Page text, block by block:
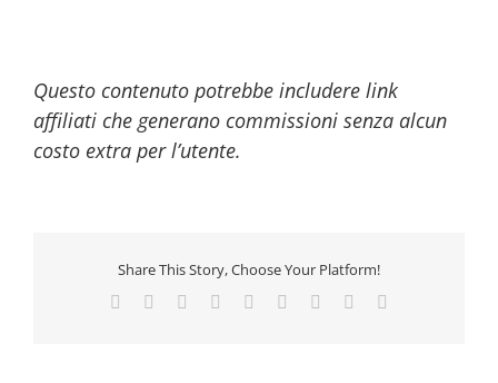
Questo contenuto potrebbe includere link
affiliati che generano commissioni senza alcun
costo extra per l’utente.
Share This Story, Choose Your Platform!
Facebook
TwitterReddit LinkedInWhatsApp
TumblrPinterest